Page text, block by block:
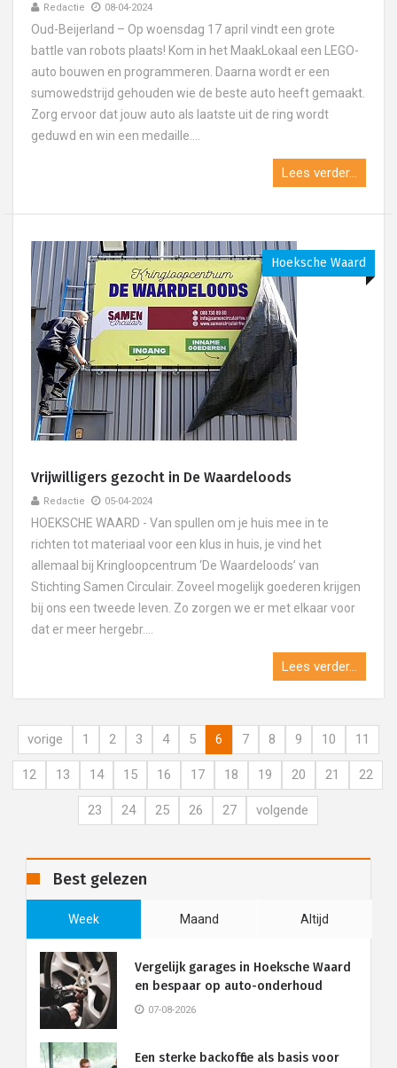
Redactie 08-04-2024
Oud-Beijerland – Op woensdag 17 april vindt een grote
battle van robots plaats! Kom in het MaakLokaal een LEGO-
auto bouwen en programmeren. Daarna wordt er een
sumowedstrijd gehouden wie de beste auto heeft gemaakt.
Zorg ervoor dat jouw auto als laatste uit de ring wordt
geduwd en win een medaille....
Lees verder...
Hoeksche Waard
Vrijwilligers gezocht in De Waardeloods
Redactie 05-04-2024
HOEKSCHE WAARD - Van spullen om je huis mee in te
richten tot materiaal voor een klus in huis, je vind het
allemaal bij Kringloopcentrum ‘De Waardeloods’ van
Stichting Samen Circulair. Zoveel mogelijk goederen krijgen
bij ons een tweede leven. Zo zorgen we er met elkaar voor
dat er meer hergebr....
Lees verder...
vorige 1 2 3 4 5 6 7 8 9 10 11
12 13 14 15 16 17 18 19 20 21 22
23 24 25 26 27 volgende
Best gelezen
Week Maand Altijd
Vergelijk garages in Hoeksche Waard
en bespaar op auto-onderhoud
07-08-2026
Een sterke backoffice als basis voor